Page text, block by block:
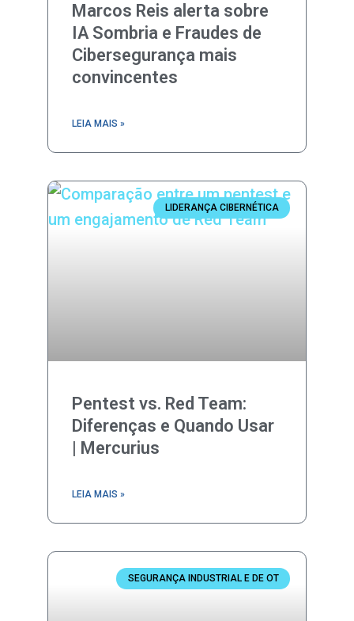
Marcos Reis alerta sobre
IA Sombria e Fraudes de
Cibersegurança mais
convincentes
LEIA MAIS »
LIDERANÇA CIBERNÉTICA
Pentest vs. Red Team:
Diferenças e Quando Usar
| Mercurius
LEIA MAIS »
SEGURANÇA INDUSTRIAL E DE OT